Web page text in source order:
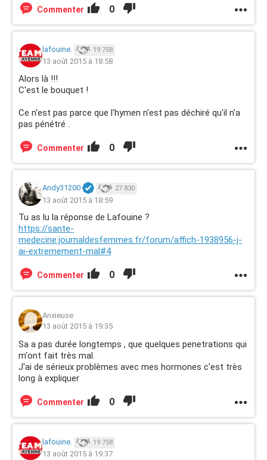
Commenter 0
lafouine. 19 758
13 août 2015 à 18:58
Alors là !!!
C'est le bouquet !
Ce n'est pas parce que l'hymen n'est pas déchiré qu'il n'a
pas pénétré .
Commenter 0
Andy31200 27 830
13 août 2015 à 18:59
Tu as lu la réponse de Lafouine ?
https://sante-
medecine.journaldesfemmes.fr/forum/affich-1938956-j-
ai-extremement-mal#4
Commenter 0
Anxieuse
13 août 2015 à 19:35
Sa a pas durée longtemps , que quelques penetrations qui
m'ont fait très mal.
J'ai de sérieux problèmes avec mes hormones c'est très
long à expliquer
Commenter 0
lafouine. 19 758
13 août 2015 à 19:37